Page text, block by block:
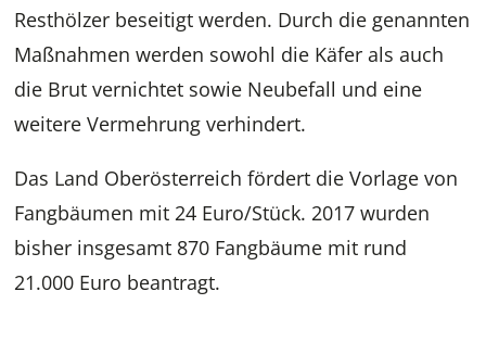
Resthölzer beseitigt werden. Durch die genannten
Maßnahmen werden sowohl die Käfer als auch
die Brut vernichtet sowie Neubefall und eine
weitere Vermehrung verhindert.
Das Land Oberösterreich fördert die Vorlage von
Fangbäumen mit 24 Euro/Stück. 2017 wurden
bisher insgesamt 870 Fangbäume mit rund
21.000 Euro beantragt.